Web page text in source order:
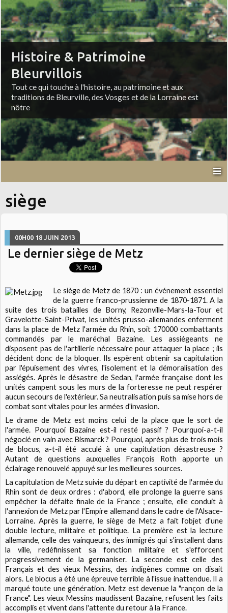
Histoire & Patrimoine
Bleurvillois
Tout ce qui touche à l'histoire, au patrimoine et aux
traditions de Bleurville, des Vosges et de la Lorraine est
nôtre
siège
00H00 18 JUIN 2013
Le dernier siège de Metz
Le siège de Metz de 1870 : un événement essentiel
de la guerre franco-prussienne de 1870-1871. A la
suite des trois batailles de Borny, Rezonville-Mars-la-Tour et
Gravelotte-Saint-Privat, les unités prusso-allemandes enferment
dans la place de Metz l'armée du Rhin, soit 170000 combattants
commandés par le maréchal Bazaine. Les assiégeants ne
disposent pas de l'artillerie nécessaire pour attaquer la place ; ils
décident donc de la bloquer. Ils espèrent obtenir sa capitulation
par l'épuisement des vivres, l'isolement et la démoralisation des
assiégés. Après le désastre de Sedan, l'armée française dont les
unités campent sous les murs de la forteresse ne peut respérer
aucun secours de l'extérieur. Sa neutralisation puis sa mise hors de
combat sont vitales pour les armées d'invasion.
Le drame de Metz est moins celui de la place que le sort de
l'armée. Pourquoi Bazaine est-il resté passif ? Pourquoi-a-t-il
négocié en vain avec Bismarck ? Pourquoi, après plus de trois mois
de blocus, a-t-il été acculé à une capitulation désastreuse ?
Autant de questions auxquelles François Roth apporte un
éclairage renouvelé appuyé sur les meilleures sources.
La capitulation de Metz suivie du départ en captivité de l'armée du
Rhin sont de deux ordres : d'abord, elle prolonge la guerre sans
empêcher la défaite finale de la France ; ensuite, elle conduit à
l'annexion de Metz par l'Empire allemand dans le cadre de l'Alsace-
Lorraine. Après la guerre, le siège de Metz a fait l'objet d'une
double lecture, militaire et politique. La première est la lecture
allemande, celle des vainqueurs, des immigrés qui s'installent dans
la ville, redéfinissent sa fonction militaire et s'efforcent
progressivement de la germaniser. La seconde est celle des
Français et des vieux Messins, des indigènes comme on disait
alors. Le blocus a été une épreuve terrible à l'issue inattendue. Il a
marqué toute une génération. Metz est devenue la "rançon de la
France". Les vieux Messins maudissent Bazaine, refusent les faits
accomplis et vivent dans l'attente du retour à la France.